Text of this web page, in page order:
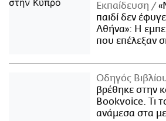
Εκπαίδευση
παιδί δεν
Αθήνα»: Η
που επέλεξαν
Οδηγός
βρέθηκε στην
Bookvoice. Τι
ανάμεσα στα